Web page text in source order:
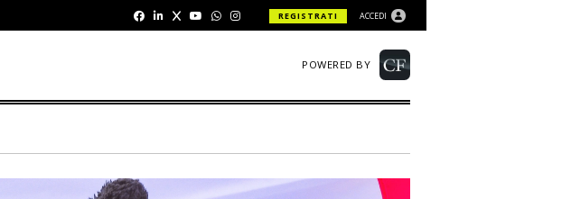
REGISTRATI ACCEDI
POWERED BY